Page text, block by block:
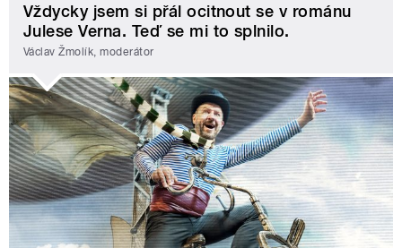
Vždycky jsem si přál ocitnout se v románu
Julese Verna. Teď se mi to splnilo.
Václav Žmolík, moderátor